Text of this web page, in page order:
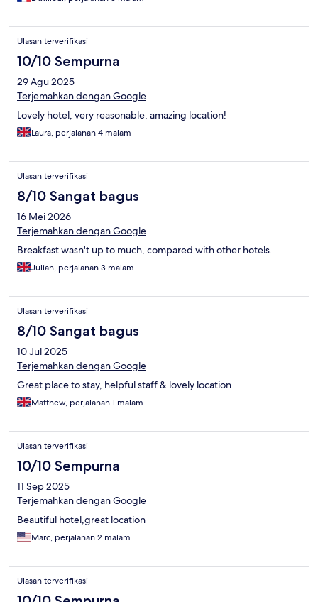
Ulasan terverifikasi
10/10 Sempurna
29 Agu 2025
Terjemahkan dengan Google
Lovely hotel, very reasonable, amazing location!
Laura, perjalanan 4 malam
Ulasan terverifikasi
8/10 Sangat bagus
16 Mei 2026
Terjemahkan dengan Google
Breakfast wasn't up to much, compared with other hotels.
Julian, perjalanan 3 malam
Ulasan terverifikasi
8/10 Sangat bagus
10 Jul 2025
Terjemahkan dengan Google
Great place to stay, helpful staff & lovely location
Matthew, perjalanan 1 malam
Ulasan terverifikasi
10/10 Sempurna
11 Sep 2025
Terjemahkan dengan Google
Beautiful hotel,great location
Marc, perjalanan 2 malam
Ulasan terverifikasi